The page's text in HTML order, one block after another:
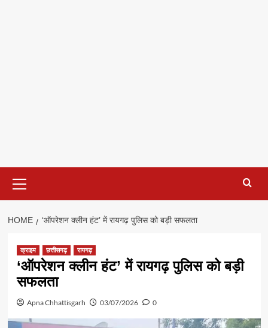
Menu
HOME ‘ऑपरेशन क्लीन हंट’ में रायगढ़ पुलिस को बड़ी सफलता
क्राइम छत्तीसगढ़ रायगढ़
‘ऑपरेशन क्लीन हंट’ में रायगढ़ पुलिस को बड़ी
सफलता
Apna Chhattisgarh 03/07/2026 0